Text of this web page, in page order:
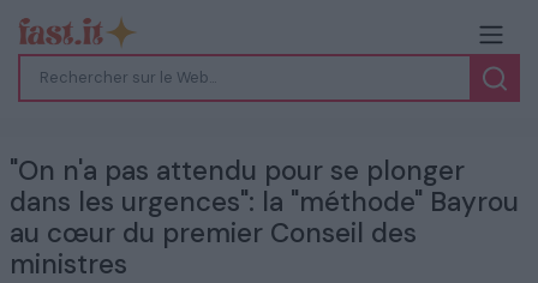
"On n'a pas attendu pour se plonger
dans les urgences": la "méthode" Bayrou
au cœur du premier Conseil des
ministres